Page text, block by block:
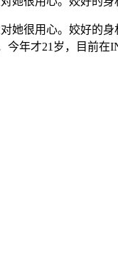
她很用心。姣好的
今年才21岁，目前在